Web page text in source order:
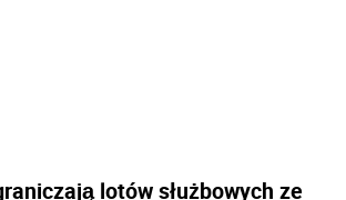
lotów służbowych ze